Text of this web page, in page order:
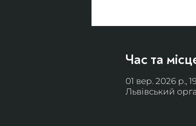
Час та
01 вер. 2026 р.,
Львівський